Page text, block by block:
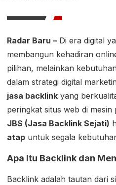
Radar Baru – Di era digital
membangun kehadiran
pilihan, melainkan
dalam strategi digital
jasa backlink yang
peringkat situs web di mesin
JBS (Jasa Backlink Sejati)
atap untuk segala
Apa Itu Backlink dan
Backlink adalah tautan dari